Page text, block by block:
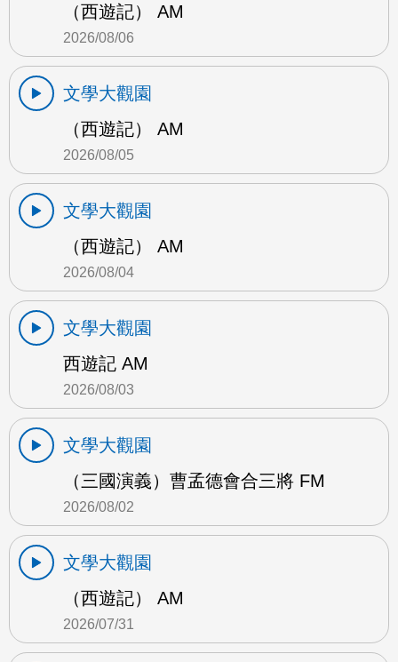
（西遊記） AM
2026/08/06
文學大觀園
（西遊記） AM
2026/08/05
文學大觀園
（西遊記） AM
2026/08/04
文學大觀園
西遊記 AM
2026/08/03
文學大觀園
（三國演義）曹孟德會合三將 FM
2026/08/02
文學大觀園
（西遊記） AM
2026/07/31